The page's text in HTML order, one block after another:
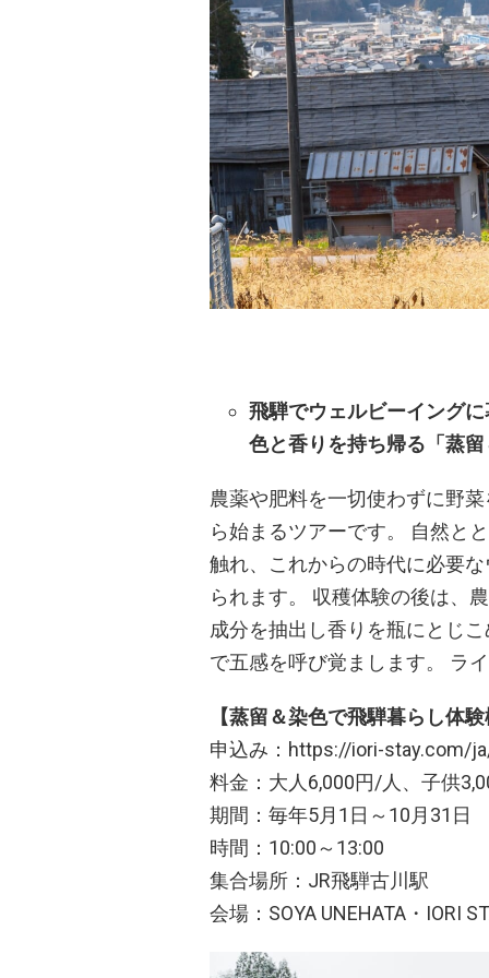
飛騨でウェルビーイング
色と香りを持ち帰る「蒸
農薬や肥料を一切使わずに野
ら始まるツアーです。 自然と
触れ、これからの時代に必要
られます。 収穫体験の後は、
成分を抽出し香りを瓶にとじ
で五感を呼び覚まします。 ラ
【蒸留＆染色で飛騨暮らし体
申込み：https://iori-stay.com/
料金：大人6,000円/人、子供
期間：毎年5月1日～10月31日
時間：10:00～13:00
集合場所：JR飛騨古川駅
会場：SOYA UNEHATA・IORI